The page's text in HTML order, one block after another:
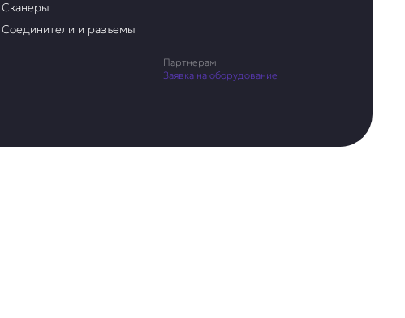
Сканеры
Соединители и разъемы
Партнерам
Заявка на оборудование